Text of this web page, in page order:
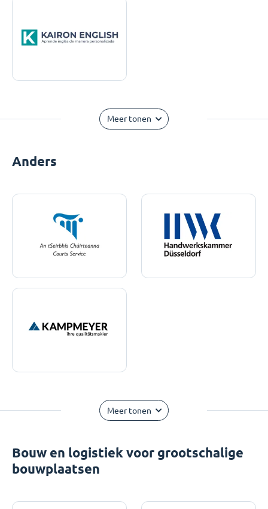
Meer tonen
Anders
Meer tonen
Bouw en logistiek voor grootschalige
bouwplaatsen